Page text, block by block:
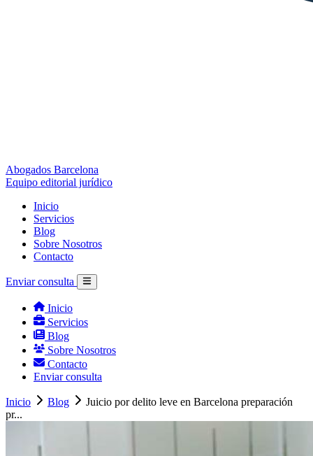
Abogados Barcelona
Equipo editorial jurídico
Inicio
Servicios
Blog
Sobre Nosotros
Contacto
Enviar consulta
Inicio
Servicios
Blog
Sobre Nosotros
Contacto
Enviar consulta
Inicio Blog
Juicio por delito leve en Barcelona preparación
pr...